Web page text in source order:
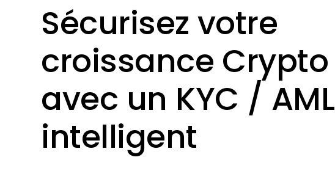
Sécurisez votre
croissance Crypto
avec un KYC / AML
intelligent